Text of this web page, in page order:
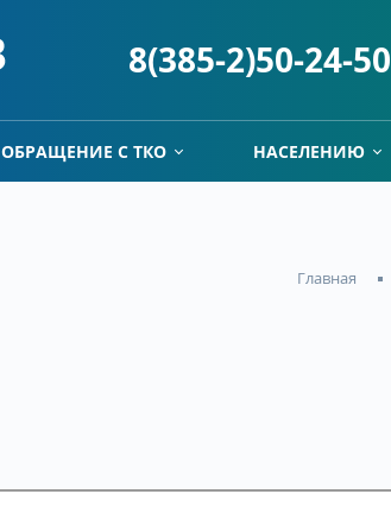
8(385-2)50-24-50
ОБРАЩЕНИЕ С ТКО НАСЕЛЕНИЮ
Главная